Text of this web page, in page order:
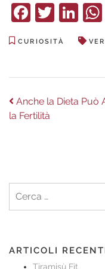
CURIOSITÀ
Previous
post:
Anche la Dieta Può
la Fertilità
per:
ARTICOLI
Tiramisù Fit